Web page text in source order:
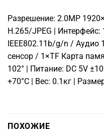
Разрешение: 2.0МР
H.265/JPEG | Интерфейс:
IEEE802.11b/g/n /
сенсор / 1×TF Карта
102° | Питание: DC 5V
+70°C | Вес: 0.1кг |
ПОХОЖИЕ